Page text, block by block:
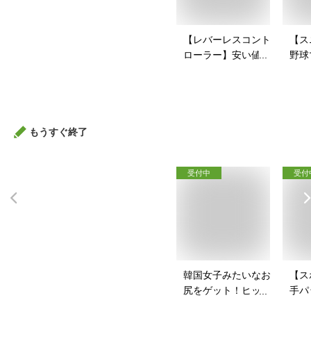
【レバーレスコント
ローラー】安い値段
【
野
もうすぐ終了
受付中
韓国女子みたいなお
尻をゲット！ヒップ
受付
【
手パ